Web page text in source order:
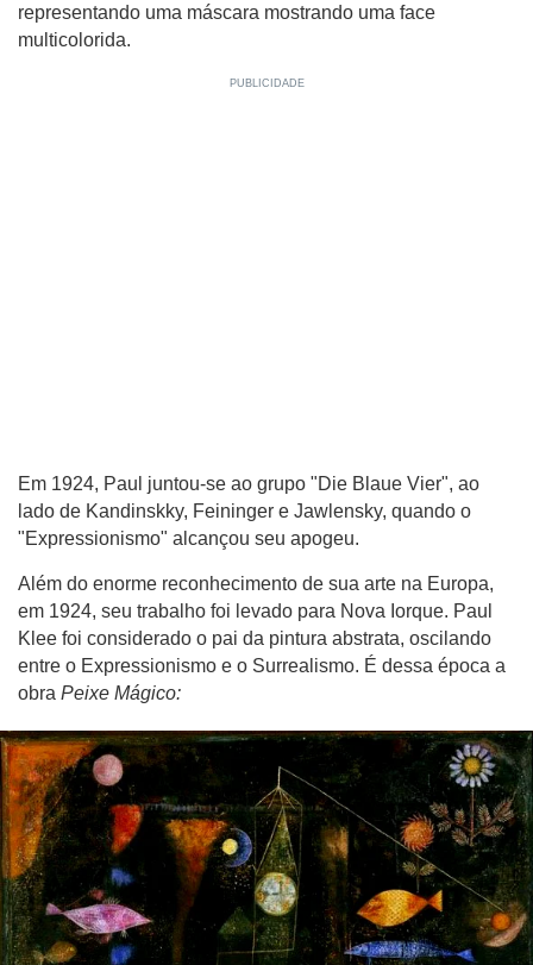
representando uma máscara mostrando uma face
multicolorida.
Em 1924, Paul juntou-se ao grupo "Die Blaue Vier", ao
lado de Kandinskky, Feininger e Jawlensky, quando o
"Expressionismo" alcançou seu apogeu.
Além do enorme reconhecimento de sua arte na Europa,
em 1924, seu trabalho foi levado para Nova Iorque. Paul
Klee foi considerado o pai da pintura abstrata, oscilando
entre o Expressionismo e o Surrealismo. É dessa época a
obra Peixe Mágico: